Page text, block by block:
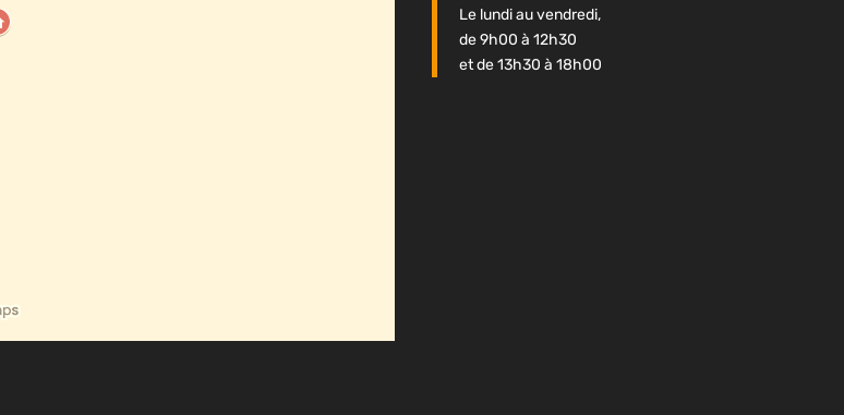
Le lundi au vendredi,
de 9h00 à 12h30
et de 13h30 à 18h00